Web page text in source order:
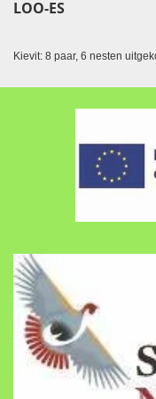
LOO-ES
Kievit: 8 paar, 6 nesten